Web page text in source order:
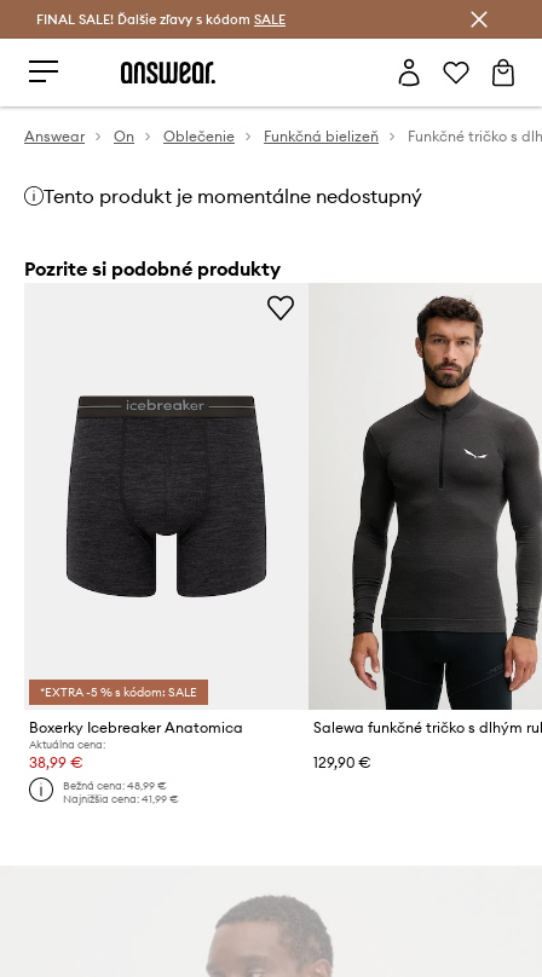
Šetrite s Answear Club >
FINAL SALE! Ďalšie zľavy s kódom SALE
Answear On Oblečenie Funkčná bielizeň
Tento produkt je momentálne nedostupný
Pozrite si podobné produkty
*EXTRA -5 % s kódom: SALE
Boxerky Icebreaker Anatomica
Aktuálna cena:
38,99 €
Bežná cena:48,99 €
Najnižšia cena:41,99 €
129,90 €